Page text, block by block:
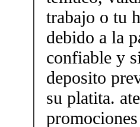
trabajo o tu
debido a la
confiable y
deposito
su platita.